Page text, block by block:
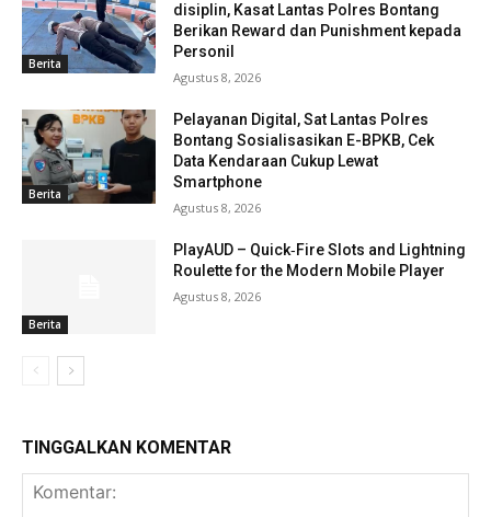
Berita
disiplin, Kasat Lantas Polres Bontang
Berikan Reward dan Punishment kepada
Personil
Agustus 8, 2026
Berita
Pelayanan Digital, Sat Lantas Polres
Bontang Sosialisasikan E-BPKB, Cek
Data Kendaraan Cukup Lewat
Smartphone
Agustus 8, 2026
Berita
PlayAUD – Quick‑Fire Slots and Lightning
Roulette for the Modern Mobile Player
Agustus 8, 2026
TINGGALKAN KOMENTAR